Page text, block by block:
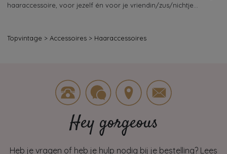
haaraccessoire, voor jezelf én voor je vriendin/zus/nichtje…
Topvintage > Accessoires > Haaraccessoires
Hey gorgeous
Heb je vragen of heb je hulp nodig bij je bestelling? Lees